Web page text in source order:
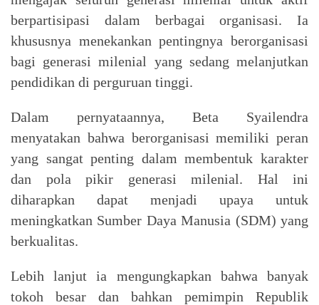
berpartisipasi dalam berbagai organisasi. Ia
khususnya menekankan pentingnya berorganisasi
bagi generasi milenial yang sedang melanjutkan
pendidikan di perguruan tinggi.
Dalam pernyataannya, Beta Syailendra
menyatakan bahwa berorganisasi memiliki peran
yang sangat penting dalam membentuk karakter
dan pola pikir generasi milenial. Hal ini
diharapkan dapat menjadi upaya untuk
meningkatkan Sumber Daya Manusia (SDM) yang
berkualitas.
Lebih lanjut ia mengungkapkan bahwa banyak
tokoh besar dan bahkan pemimpin Republik